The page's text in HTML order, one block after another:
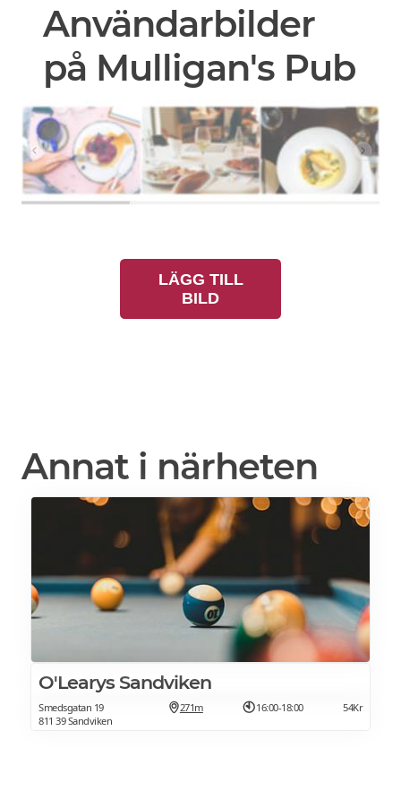
Användarbilder
på Mulligan's Pub
LÄGG TILL
BILD
Annat i närheten
O'Learys Sandviken
Smedsgatan 19
811 39 Sandviken
271m 16:00-18:00 54Kr